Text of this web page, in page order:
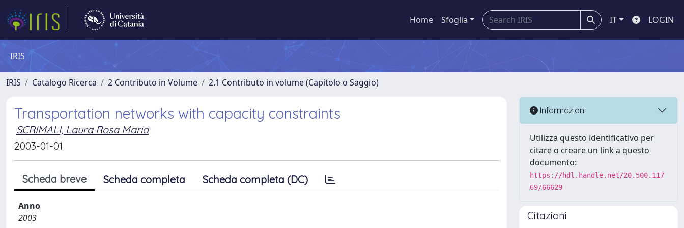
Home Sfoglia IT LOGIN
IRIS
IRIS Catalogo Ricerca 2 Contributo in Volume 2.1 Contributo in volume (Capitolo o Saggio)
Transportation networks with capacity constraints
SCRIMALI, Laura Rosa Maria
2003-01-01
Scheda breve Scheda completa Scheda completa (DC)
Anno
2003
Informazioni
Utilizza questo identificativo per
citare o creare un link a questo
documento:
https://hdl.handle.net/20.500.117
69/66629
Citazioni